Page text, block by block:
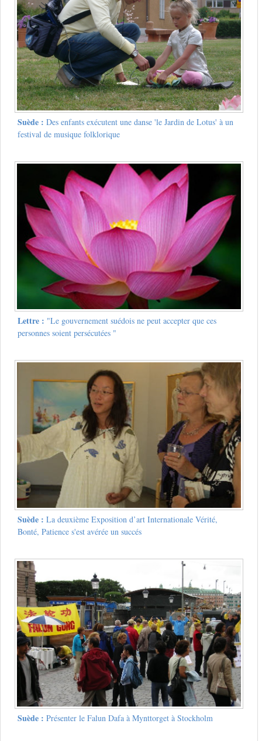
Suède : Des enfants exécutent une danse 'le Jardin de Lotus' à un
festival de musique folklorique
Lettre : "Le gouvernement suédois ne peut accepter que ces
personnes soient persécutées "
Suède : La deuxième Exposition d’art Internationale Vérité,
Bonté, Patience s'est avérée un succés
Suède : Présenter le Falun Dafa à Mynttorget à Stockholm